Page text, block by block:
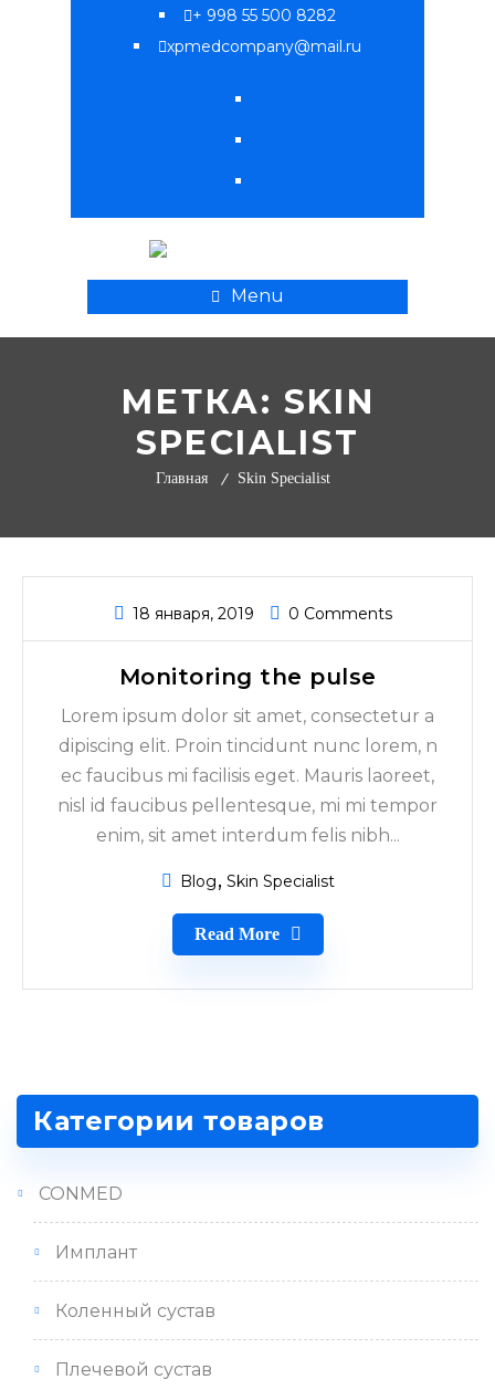
+ 998 55 500 8282
xpmedcompany@mail.ru
Menu
МЕТКА: SKIN
SPECIALIST
Главная Skin Specialist
18 января, 2019 0 Comments
Monitoring the pulse
Lorem ipsum dolor sit amet, consectetur a
dipiscing elit. Proin tincidunt nunc lorem, n
ec faucibus mi facilisis eget. Mauris laoreet,
nisl id faucibus pellentesque, mi mi tempor
enim, sit amet interdum felis nibh...
Blog Skin Specialist
Read More
Категории товаров
CONMED
Имплант
Коленный сустав
Плечевой сустав